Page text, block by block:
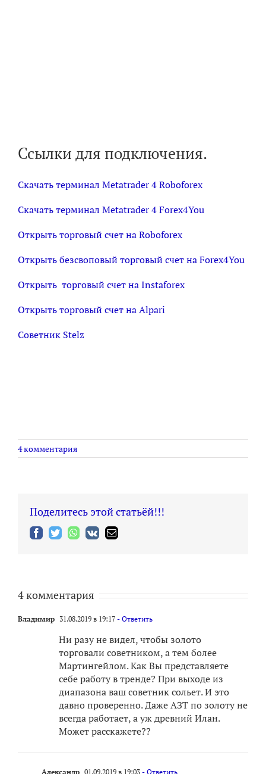
Ссылки для подключения.
Скачать терминал Мetatrader 4 Roboforex
Скачать терминал Metatrader 4 Forex4You
Открыть торговый счет на Roboforex
Открыть безсвоповый торговый счет на Forex4You
Открыть торговый счет на Instaforex
Открыть торговый счет на Alpari
Советник Stelz
4 комментария
Поделитесь этой статьёй!!!
Facebook
TwitterWhatsApp
Vk Email
4 комментария
Владимир 31.08.2019 в 19:17 - Ответить
Ни разу не видел, чтобы золото
торговали советником, а тем более
Мартингейлом. Как Вы представляете
себе работу в тренде? При выходе из
диапазона ваш советник сольет. И это
давно проверенно. Даже АЗТ по золоту не
всегда работает, а уж древний Илан.
Может расскажете??
Александр 01.09.2019 в 19:03 - Ответить